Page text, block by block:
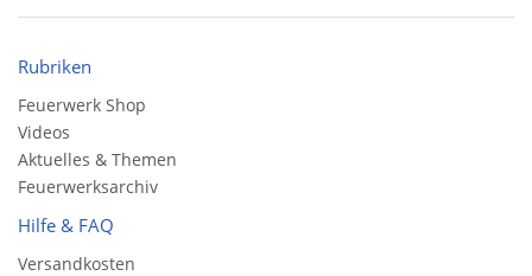
Rubriken
Feuerwerk Shop
Videos
Aktuelles & Themen
Feuerwerksarchiv
Hilfe & FAQ
Versandkosten